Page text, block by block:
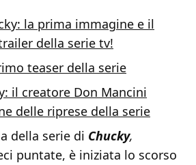
la prima immagine e il
della serie tv!
teaser della serie
il creatore Don Mancini
delle riprese della serie
della serie di Chucky,
puntate, è iniziata lo scorso